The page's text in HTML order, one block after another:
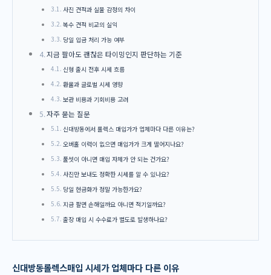
사진 견적과 실물 감정의 차이
복수 견적 비교의 실익
당일 입금 처리 가능 여부
지금 팔아도 괜찮은 타이밍인지 판단하는 기준
신형 출시 전후 시세 흐름
환율과 글로벌 시세 영향
보관 비용과 기회비용 고려
자주 묻는 질문
신대방동에서 롤렉스 매입가가 업체마다 다른 이유는?
오버홀 이력이 없으면 매입가가 크게 떨어지나요?
풀셋이 아니면 매입 자체가 안 되는 건가요?
사진만 보내도 정확한 시세를 알 수 있나요?
당일 현금화가 정말 가능한가요?
지금 팔면 손해일까요 아니면 적기일까요?
출장 매입 시 수수료가 별도로 발생하나요?
신대방동롤렉스매입 시세가 업체마다 다른 이유